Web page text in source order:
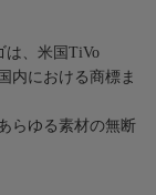
は、米国TiVo
内における商標ま
らゆる素材の無断